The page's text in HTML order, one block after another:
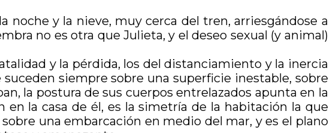
noche y la nieve, muy cerca del tren, arriesgándose a
no es otra que Julieta, y el deseo sexual (y animal)
y la pérdida, los del distanciamiento y la inercia
siempre sobre una superficie inestable, sobre
la postura de sus cuerpos entrelazados apunta en la
la casa de él, es la simetría de la habitación la que
una embarcación en medio del mar, y es el plano